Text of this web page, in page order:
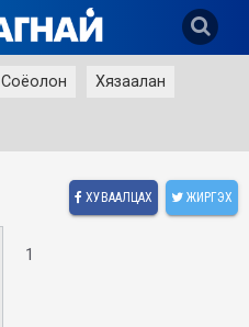
Соёолон Хязаалан
ХУВААЛЦАХ ЖИРГЭХ
1